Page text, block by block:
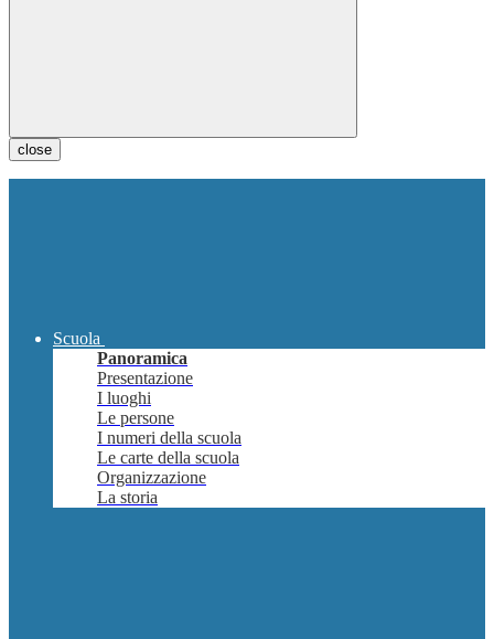
close
Scuola
Panoramica
Presentazione
I luoghi
Le persone
I numeri della scuola
Le carte della scuola
Organizzazione
La storia